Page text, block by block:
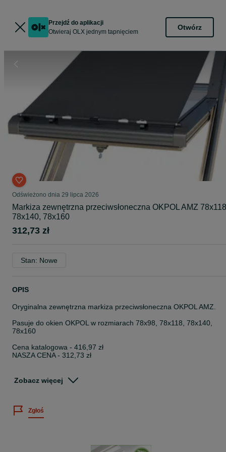
Przejdź do aplikacji
Otwieraj OLX jednym tapnięciem
Otwórz
Odświeżono dnia 29 lipca 2026
Markiza zewnętrzna przeciwsłoneczna OKPOL AMZ
78x140, 78x160
312,73 zł
Stan: Nowe
OPIS
Oryginalna zewnętrzna markiza przeciwsłoneczna OKPOL AMZ.
Pasuje do okien OKPOL w rozmiarach 78x98, 78x118, 78x140,
78x160
Cena katalogowa - 416,97 zł
NASZA CENA - 312,73 zł
wpuszczanego do pomieszczenia. Tkanina z włókna szklanego,
pomieszczenia o każdej porze dnia.
Zobacz więcej
Zgłoś